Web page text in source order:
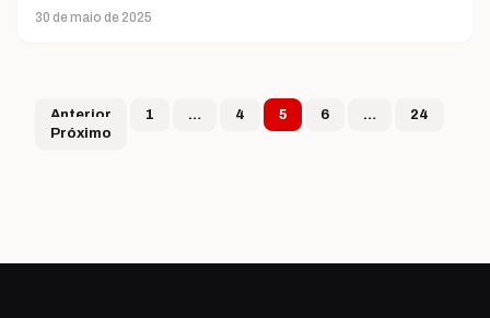
30 de maio de 2025
Paginação de
Anterior 1 … 4 5 6 …
24
Próximo